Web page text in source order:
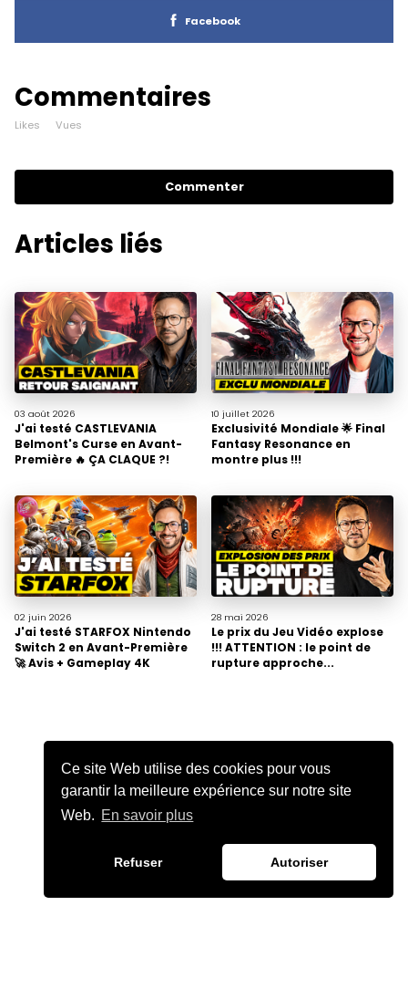
Ce site Web utilise des cookies pour vous
garantir la meilleure expérience sur notre site
Web. En savoir plus
Refuser Autoriser
Facebook
Commentaires
Likes Vues
Commenter
Articles liés
03 août 2026
J'ai testé CASTLEVANIA
Belmont's Curse en Avant-
Première 🔥 ÇA CLAQUE ?!
10 juillet 2026
Exclusivité Mondiale 🌟 Final
Fantasy Resonance en
montre plus !!!
02 juin 2026
J'ai testé STARFOX Nintendo
Switch 2 en Avant-Première
🚀 Avis + Gameplay 4K
28 mai 2026
Le prix du Jeu Vidéo explose
!!! ATTENTION : le point de
rupture approche...